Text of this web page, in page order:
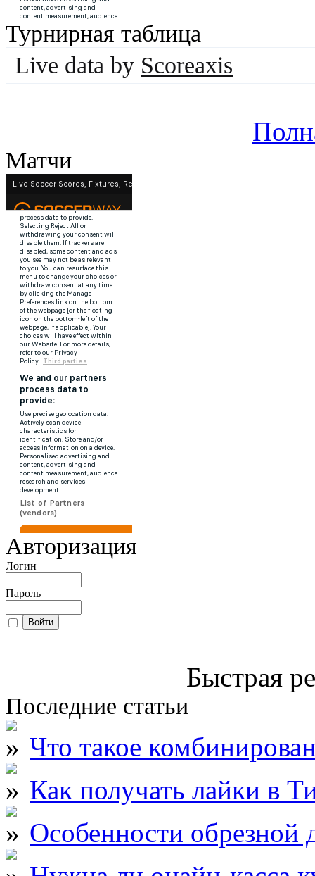
Турнирная таблица
Live data by Scoreaxis
Матчи
Авторизация
Логин
Пароль
Быстрая
Последние статьи
Что такое
Как получать лайки в
Особенности обрезной